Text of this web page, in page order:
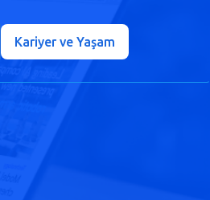
Kariyer ve Yaşam